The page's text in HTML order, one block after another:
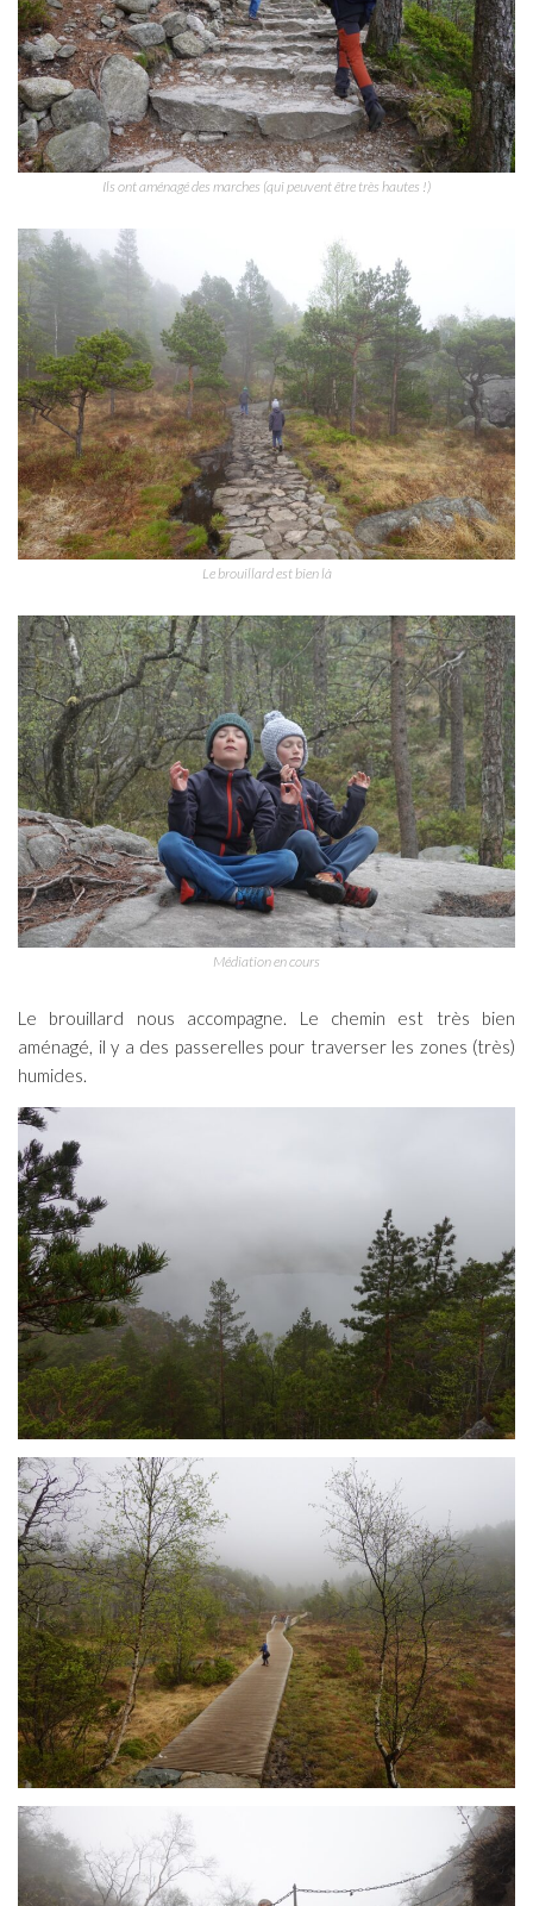
Ils ont aménagé des marches (qui peuvent être très hautes !)
Le brouillard est bien là
Médiation en cours
Le brouillard nous accompagne. Le chemin est très bien
aménagé, il y a des passerelles pour traverser les zones (très)
humides.